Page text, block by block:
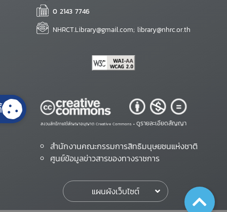
0 2143 7746
NHRCT.Library@gmail.com; library@nhrc.or.th
สงวนสิทธิ์ภายใต้สัญญาอนุญาต Creative Commons • ดูรายละเอียดสัญญา
สำนักงานคณะกรรมการสิทธิมนุษยชนแห่งชาติ
ศูนย์ข้อมูลข่าวสารของทางราชการ
แผนผังเว็บไซต์